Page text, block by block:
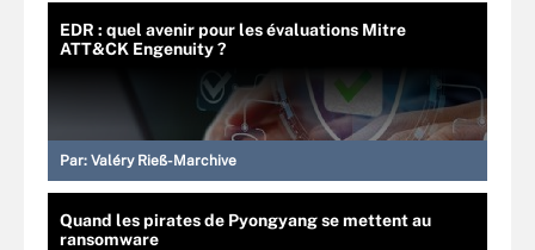
EDR : quel avenir pour les évaluations Mitre
ATT&CK Engenuity ?
Par: Valéry Rieß-Marchive
Quand les pirates de Pyongyang se mettent au
ransomware